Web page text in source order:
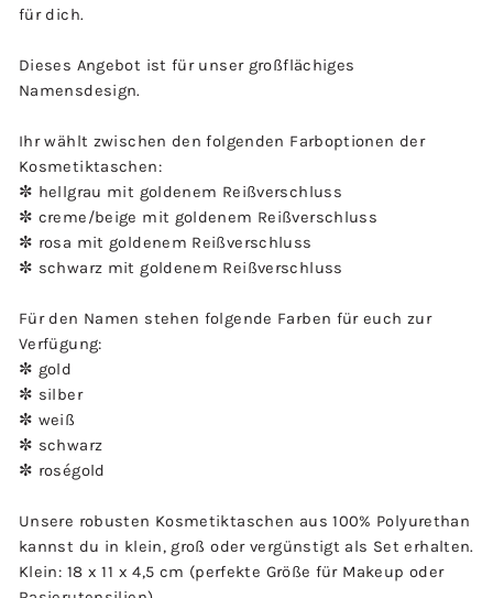
für dich.
Dieses Angebot ist für unser großflächiges
Namensdesign.
Ihr wählt zwischen den folgenden Farboptionen der
Kosmetiktaschen:
✼ hellgrau mit goldenem Reißverschluss
✼ creme/beige mit goldenem Reißverschluss
✼ rosa mit goldenem Reißverschluss
✼ schwarz mit goldenem Reißverschluss
Für den Namen stehen folgende Farben für euch zur
Verfügung:
✼ gold
✼ silber
✼ weiß
✼ schwarz
✼ roségold
Unsere robusten Kosmetiktaschen aus 100% Polyurethan
kannst du in klein, groß oder vergünstigt als Set erhalten.
Klein: 18 x 11 x 4,5 cm (perfekte Größe für Makeup oder